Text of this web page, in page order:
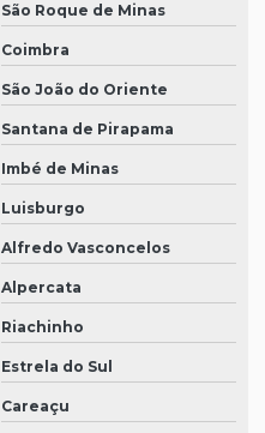
São Roque de Minas
Coimbra
São João do Oriente
Santana de Pirapama
Imbé de Minas
Luisburgo
Alfredo Vasconcelos
Alpercata
Riachinho
Estrela do Sul
Careaçu